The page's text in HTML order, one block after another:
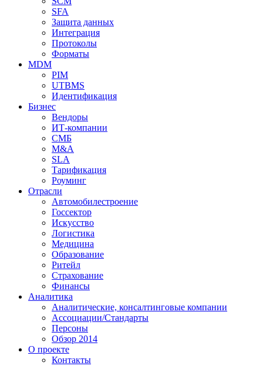
SFA
Защита данных
Интеграция
Протоколы
Форматы
MDM
PIM
UTBMS
Идентификация
Бизнес
Вендоры
ИТ-компании
СМБ
M&A
SLA
Тарификация
Роуминг
Отрасли
Автомобилестроение
Госсектор
Искусство
Логистика
Медицина
Образование
Ритейл
Страхование
Финансы
Аналитика
Аналитические, консалтинговые компании
Ассоциации/Стандарты
Персоны
Обзор 2014
О проекте
Контакты